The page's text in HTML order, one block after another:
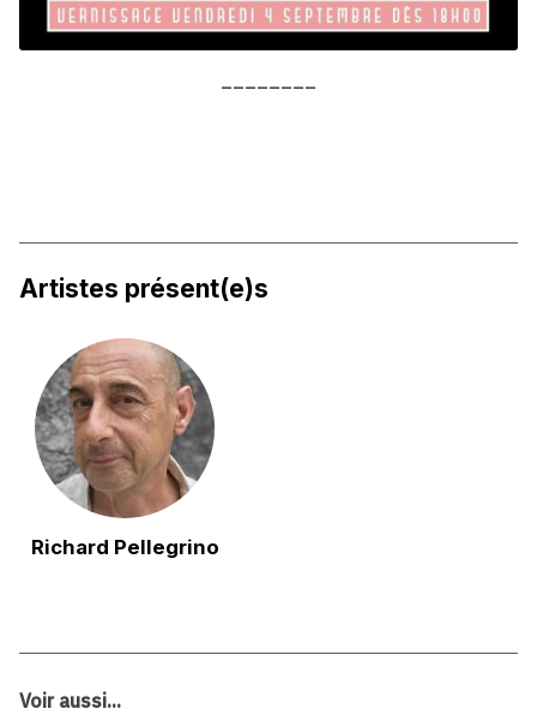
Artistes présent(e)s
Richard Pellegrino
Voir aussi...